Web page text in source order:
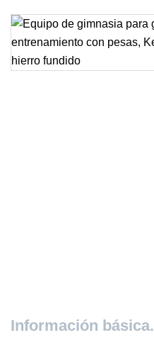
Información básica.